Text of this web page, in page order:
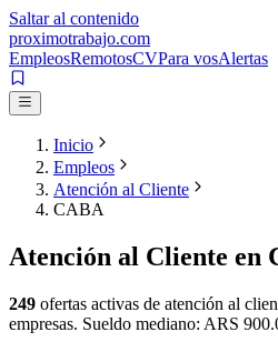
Saltar al contenido
proximotrabajo.com
EmpleosRemotosCVPara vosAlertas
Inicio
Empleos
Atención al Cliente
CABA
Atención al Cliente en
249 ofertas activas de atención al
empresas. Sueldo mediano: ARS